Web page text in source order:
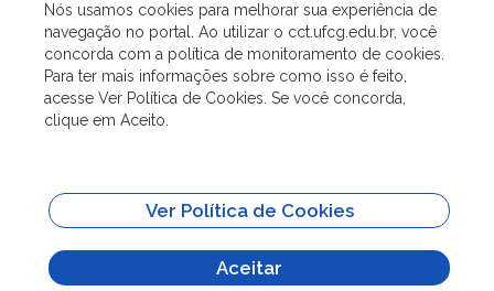
ASSUNTOS
ACESSO À INFORMAÇÃO
SITES IMPORTANTES
Nós usamos cookies para melhorar sua experiência de
navegação no portal. Ao utilizar o cct.ufcg.edu.br, você
concorda com a política de monitoramento de cookies.
Para ter mais informações sobre como isso é feito,
acesse Ver Política de Cookies. Se você concorda,
clique em Aceito.
Ver Política de Cookies
Aceitar